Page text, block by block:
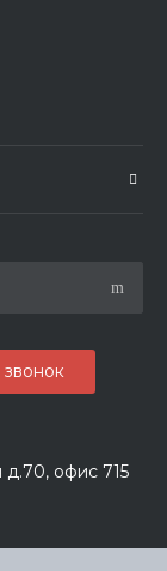
д.70, офис 715
звонок